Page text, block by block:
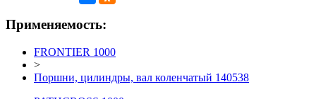
Применяемость:
FRONTIER 1000
>
Поршни, цилиндры, вал коленчатый 140538